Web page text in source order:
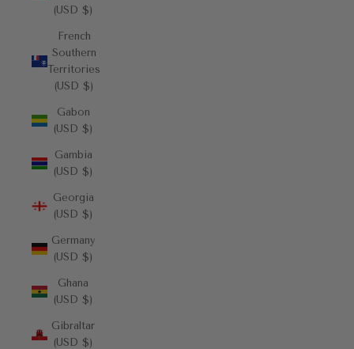
(USD $)
French
Southern
Territories
(USD $)
Gabon
(USD $)
Gambia
(USD $)
Georgia
(USD $)
Germany
(USD $)
Ghana
(USD $)
Gibraltar
(USD $)